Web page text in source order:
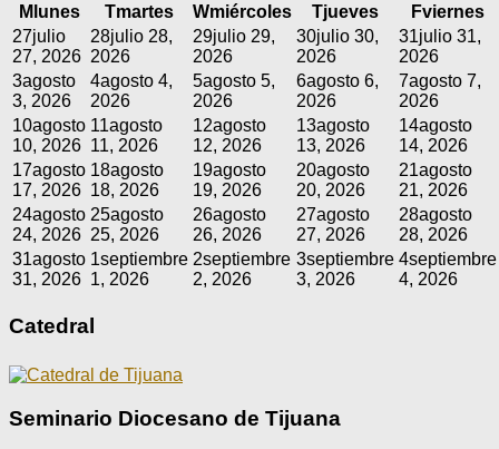
M lunes Tmartes Wmiércoles Tjueves Fviernes
27julio
27, 2026
28julio 28,
2026
29julio 29,
2026
30julio 30,
2026
31julio 31,
2026
3agosto
3, 2026
4agosto 4,
2026
5agosto 5,
2026
6agosto 6,
2026
7agosto 7,
2026
10agosto
10, 2026
11agosto
11, 2026
12agosto
12, 2026
13agosto
13, 2026
14agosto
14, 2026
17agosto
17, 2026
18agosto
18, 2026
19agosto
19, 2026
20agosto
20, 2026
21agosto
21, 2026
24agosto
24, 2026
25agosto
25, 2026
26agosto
26, 2026
27agosto
27, 2026
28agosto
28, 2026
31agosto
31, 2026
1septiembre
1, 2026
2septiembre
2, 2026
3septiembre
3, 2026
4septiembre
4, 2026
Catedral
Seminario Diocesano de Tijuana